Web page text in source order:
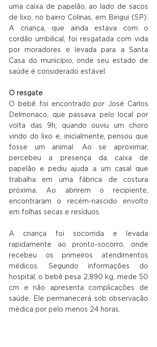
uma caixa de papelão, ao lado de sacos
de lixo, no bairro Colinas, em Birigui (SP).
A criança, que ainda estava com o
cordão umbilical, foi resgatada com vida
por moradores e levada para a Santa
Casa do município, onde seu estado de
saúde é considerado estável.
O resgate
O bebê foi encontrado por José Carlos
Delmonaco, que passava pelo local por
volta das 9h, quando ouviu um choro
vindo do lixo e, inicialmente, pensou que
fosse um animal. Ao se aproximar,
percebeu a presença da caixa de
papelão e pediu ajuda a um casal que
trabalha em uma fábrica de costura
próxima. Ao abrirem o recipiente,
encontraram o recém-nascido envolto
em folhas secas e resíduos.
A criança foi socorrida e levada
rapidamente ao pronto-socorro, onde
recebeu os primeiros atendimentos
médicos. Segundo informações do
hospital, o bebê pesa 2,890 kg, mede 50
cm e não apresenta complicações de
saúde. Ele permanecerá sob observação
médica por pelo menos 24 horas.